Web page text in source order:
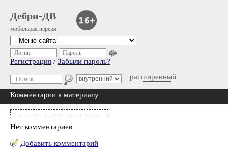
Дебри-ДВ
мобильная версия
расширенный
Логин Пароль
Регистрация / Забыли пароль?
Комментарии к материалу
Нет комментариев
Добавить комментарий